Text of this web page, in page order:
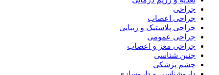
جراحی
جراحی اعصاب
جراحی پلاستیک و زیبایی
جراحی عمومی
جراحی مغز و اعصاب
جنین شناسی
چشم پزشکی